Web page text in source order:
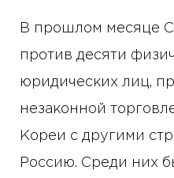
В прошлом месяце
против десяти
юридических лиц,
незаконной
Кореи с другими
Россию. Среди них